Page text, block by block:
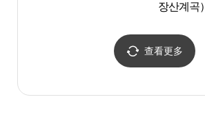
장산계곡）
查看更多